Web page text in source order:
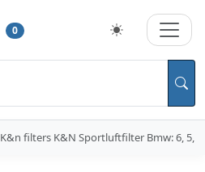
0
K&n filters K&N Sportluftfilter Bmw: 6, 5, 4,